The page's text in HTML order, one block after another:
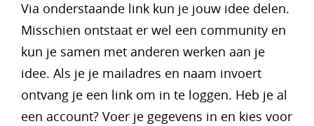
Via onderstaande link kun je jouw idee delen.
Misschien ontstaat er wel een community en
kun je samen met anderen werken aan je
idee. Als je je mailadres en naam invoert
ontvang je een link om in te loggen. Heb je al
een account? Voer je gegevens in en kies voor